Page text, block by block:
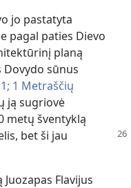
jo pastatyta
pagal paties Dievo
planą
sūnus
1 Metraščių
ją sugriovė
metų šventyklą
bet ši jau
Flavijus